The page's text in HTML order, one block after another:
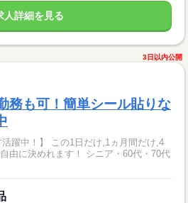
人詳細を見る
3日以内公開
務も可！簡単シール貼りな
け,1ヵ月間だけ,4
す！ シニア・60代・70代